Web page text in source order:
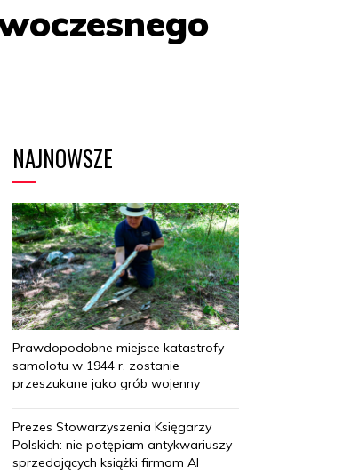
NAJNOWSZE
Prawdopodobne miejsce katastrofy
samolotu w 1944 r. zostanie
przeszukane jako grób wojenny
Prezes Stowarzyszenia Księgarzy
Polskich: nie potępiam antykwariuszy
sprzedających książki firmom AI